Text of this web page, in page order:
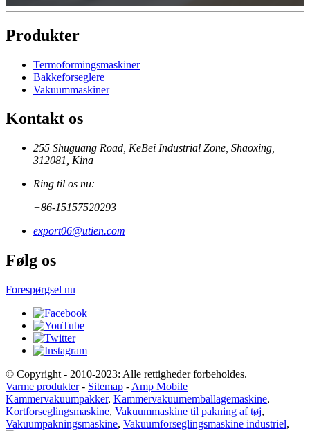
Produkter
Termoformingsmaskiner
Bakkeforseglere
Vakuummaskiner
Kontakt os
255 Shuguang Road, KeBei Industrial Zone, Shaoxing,
312081, Kina
Ring til os nu:
+86-15157520293
export06@utien.com
Følg os
Forespørgsel nu
© Copyright - 2010-2023: Alle rettigheder forbeholdes.
Varme produkter- Sitemap - Amp Mobile
Kammervakuumpakker, Kammervakuumemballagemaskine,
Kortforseglingsmaskine, Vakuummaskine til pakning af tøj,
Vakuumpakningsmaskine, Vakuumforseglingsmaskine industriel,